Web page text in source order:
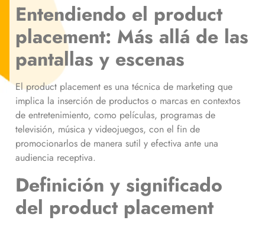
Entendiendo el product
placement: Más allá de las
pantallas y escenas
El product placement es una técnica de marketing que
implica la inserción de productos o marcas en contextos
de entretenimiento, como películas, programas de
televisión, música y videojuegos, con el fin de
promocionarlos de manera sutil y efectiva ante una
audiencia receptiva.
Definición y significado
del product placement